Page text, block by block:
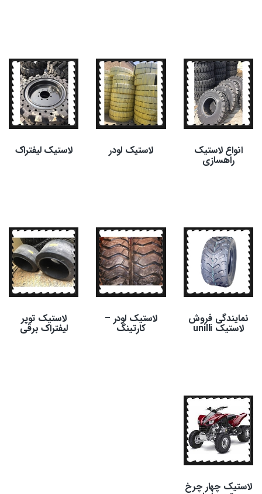
انواع لاستیک
راهسازی
لاستیک لودر لاستیک لیفتراک
نمایندگی فروش
لاستیک unilli
لاستیک لودر –
کارتینگ
لاستیک توپر
لیفتراک برقی
لاستیک چهار چرخ